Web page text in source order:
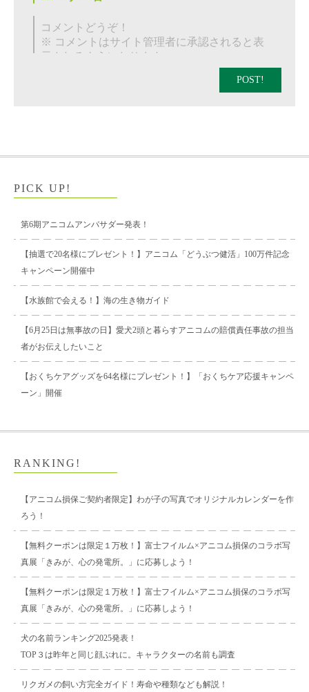
POST!
PICK UP!
第6期アニコムアンバサダー発表！
【抽選で20名様にプレゼント！】アニコム「どうぶつ健活」100万件記念
キャンペーン開催中
【水族館で会える！】海の生き物ガイド
【6月25日は無事故の日】愛犬2頭と暮らすアニコムの賠償責任事故の担当
者がお伝えしたいこと
【おくちケアグッズを64名様にプレゼント！】「おくちケア応援キャンペ
ーン」開催
RANKING!
【アニコム損保ご契約者限定】わが子の写真でオリジナルカレンダーを作
ろう！
【無料クーポンは限定１万枚！】富士フイルム×アニコム損保のコラボ写
真展「きみが、心の発電所。」に応募しよう！
【無料クーポンは限定１万枚！】富士フイルム×アニコム損保のコラボ写
真展「きみが、心の発電所。」に応募しよう！
犬の名前ランキング2025発表！
TOP３は昨年と同じ顔ぶれに。キャラクターの名前も調査
リクガメの飼い方完全ガイド！寿命や種類なども解説！